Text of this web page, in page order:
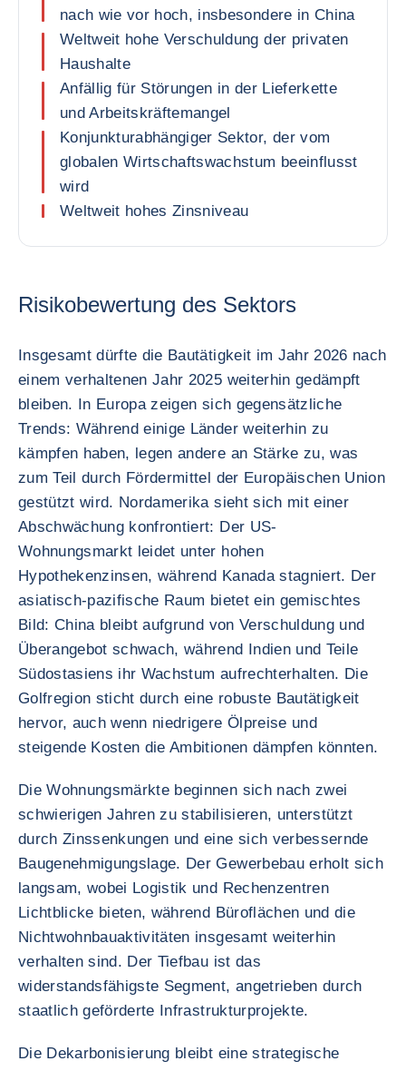
nach wie vor hoch, insbesondere in China
Weltweit hohe Verschuldung der privaten
Haushalte
Anfällig für Störungen in der Lieferkette
und Arbeitskräftemangel
Konjunkturabhängiger Sektor, der vom
globalen Wirtschaftswachstum beeinflusst
wird
Weltweit hohes Zinsniveau
Risikobewertung des Sektors
Insgesamt dürfte die Bautätigkeit im Jahr 2026 nach
einem verhaltenen Jahr 2025 weiterhin gedämpft
bleiben. In Europa zeigen sich gegensätzliche
Trends: Während einige Länder weiterhin zu
kämpfen haben, legen andere an Stärke zu, was
zum Teil durch Fördermittel der Europäischen Union
gestützt wird. Nordamerika sieht sich mit einer
Abschwächung konfrontiert: Der US-
Wohnungsmarkt leidet unter hohen
Hypothekenzinsen, während Kanada stagniert. Der
asiatisch-pazifische Raum bietet ein gemischtes
Bild: China bleibt aufgrund von Verschuldung und
Überangebot schwach, während Indien und Teile
Südostasiens ihr Wachstum aufrechterhalten. Die
Golfregion sticht durch eine robuste Bautätigkeit
hervor, auch wenn niedrigere Ölpreise und
steigende Kosten die Ambitionen dämpfen könnten.
Die Wohnungsmärkte beginnen sich nach zwei
schwierigen Jahren zu stabilisieren, unterstützt
durch Zinssenkungen und eine sich verbessernde
Baugenehmigungslage. Der Gewerbebau erholt sich
langsam, wobei Logistik und Rechenzentren
Lichtblicke bieten, während Büroflächen und die
Nichtwohnbauaktivitäten insgesamt weiterhin
verhalten sind. Der Tiefbau ist das
widerstandsfähigste Segment, angetrieben durch
staatlich geförderte Infrastrukturprojekte.
Die Dekarbonisierung bleibt eine strategische